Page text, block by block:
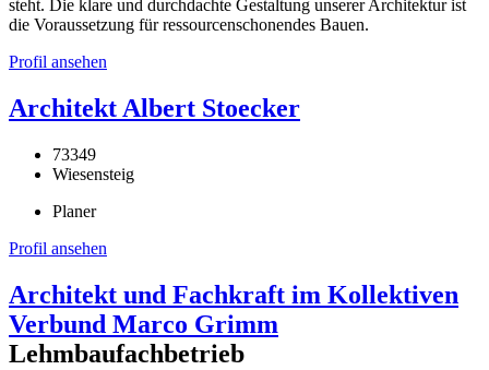
steht. Die klare und durchdachte Gestaltung unserer Architektur ist
die Voraussetzung für ressourcenschonendes Bauen.
Profil ansehen
Architekt Albert Stoecker
73349
Wiesensteig
Planer
Profil ansehen
Architekt und Fachkraft im Kollektiven
Verbund Marco Grimm
Lehmbaufachbetrieb